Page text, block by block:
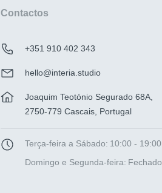
Contactos
+351 910 402 343
hello@interia.studio
Joaquim Teotónio Segurado 68A,
2750-779 Cascais, Portugal
Terça-feira a Sábado: 10:00 - 19:00
Domingo e Segunda-feira: Fechado